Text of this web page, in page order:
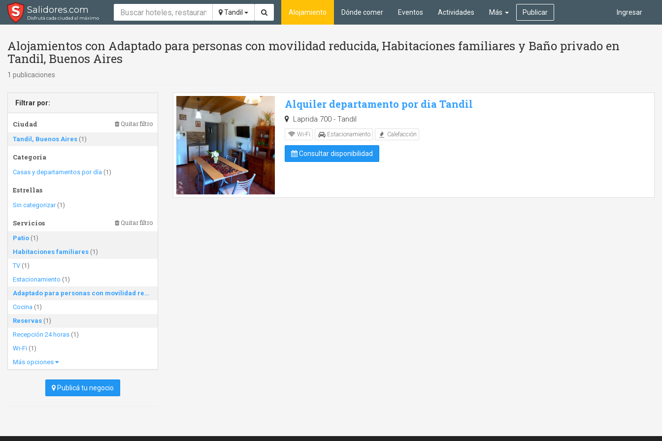
Salidores.com
Disfrutá cada ciudad al máximo
Tandil Ingresar
Alojamiento Dónde comer Eventos Actividades Más Publicar
Alojamientos con Adaptado para personas con movilidad reducida, Habitaciones familiares y Baño privado en
Tandil, Buenos Aires
1 publicaciones
Filtrar por:
Ciudad Quitar filtro
Tandil, Buenos Aires (1)
Categoría
Casas y departamentos por día (1)
Estrellas
Sin categorizar(1)
Servicios Quitar filtro
Patio (1)
Habitaciones familiares (1)
TV (1)
Estacionamiento (1)
Adaptado para personas con movilidad reducida
Cocina (1)
Reservas (1)
Recepción 24 horas (1)
Wi-Fi (1)
Más opciones
Publicá tu negocio
Alquiler departamento por dia Tandil
Laprida 700 - Tandil
Wi-Fi Estacionamiento Calefacción
Consultar disponibilidad